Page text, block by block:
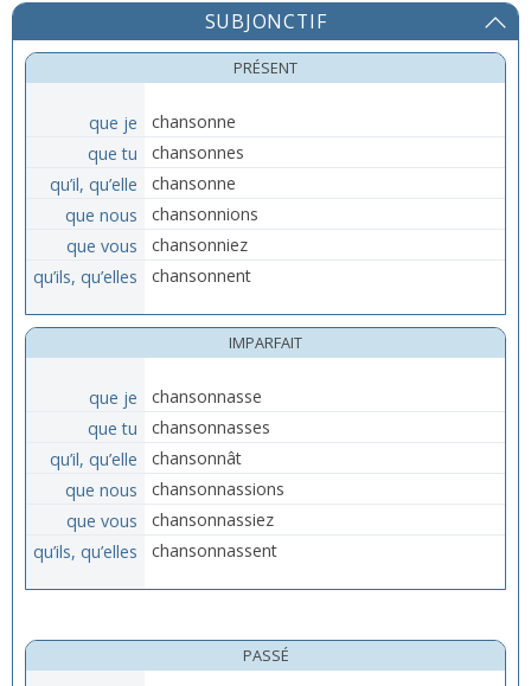
SUBJONCTIF
PRÉSENT
que je
chansonne
que tu
chansonnes
qu’il, qu’elle
chansonne
que nous
chansonnions
que vous
chansonniez
qu’ils, qu’elles
chansonnent
IMPARFAIT
que je
chansonnasse
que tu
chansonnasses
qu’il, qu’elle
chansonnât
que nous
chansonnassions
que vous
chansonnassiez
qu’ils, qu’elles
chansonnassent
PASSÉ